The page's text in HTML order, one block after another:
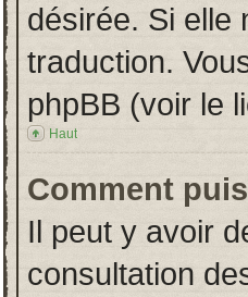
désirée. Si elle
traduction.
phpBB (voir le
Haut
Comment
Il peut y avoir
consultation